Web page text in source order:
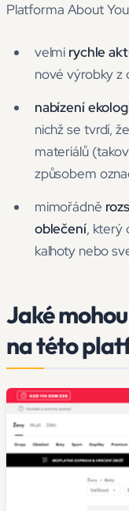
Platforma About
velmi rychle
nové výrobky z
nabízení
nichž se tvrdí,
materiálů
způsobem
mimořádně
oblečení, který
kalhoty nebo
Jaké
na této